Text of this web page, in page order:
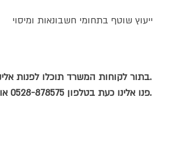
ייעוץ שוטף בתחומי חשבונאות ומיסוי
בתור לקוחות המשרד תוכלו לפנות אלינו בכל שאלה הנוגעת לניהול העסק שלכם, אנו שמחים לסייע ללקוחות שלנו.
פנו אלינו כעת בטלפון 0528-878575 אוואנו נחזור אליכם בהקדם.